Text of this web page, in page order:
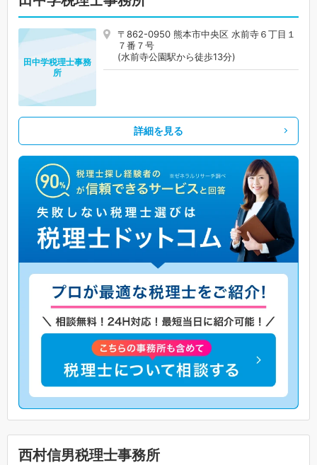
〒862-0950 熊本市中央区 水前寺６丁目１
７番７号
(水前寺公園駅から徒歩13分)
田中学税理士事務
所
詳細を見る
西村信男税理士事務所